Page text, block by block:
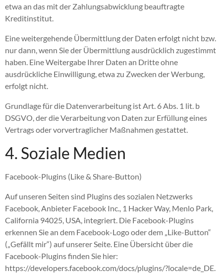
etwa an das mit der Zahlungsabwicklung beauftragte
Kreditinstitut.
Eine weitergehende Übermittlung der Daten erfolgt nicht bzw.
nur dann, wenn Sie der Übermittlung ausdrücklich zugestimmt
haben. Eine Weitergabe Ihrer Daten an Dritte ohne
ausdrückliche Einwilligung, etwa zu Zwecken der Werbung,
erfolgt nicht.
Grundlage für die Datenverarbeitung ist Art. 6 Abs. 1 lit. b
DSGVO, der die Verarbeitung von Daten zur Erfüllung eines
Vertrags oder vorvertraglicher Maßnahmen gestattet.
4. Soziale Medien
Facebook-Plugins (Like & Share-Button)
Auf unseren Seiten sind Plugins des sozialen Netzwerks
Facebook, Anbieter Facebook Inc., 1 Hacker Way, Menlo Park,
California 94025, USA, integriert. Die Facebook-Plugins
erkennen Sie an dem Facebook-Logo oder dem „Like-Button“
(„Gefällt mir“) auf unserer Seite. Eine Übersicht über die
Facebook-Plugins finden Sie hier:
https://developers.facebook.com/docs/plugins/?locale=de_DE.